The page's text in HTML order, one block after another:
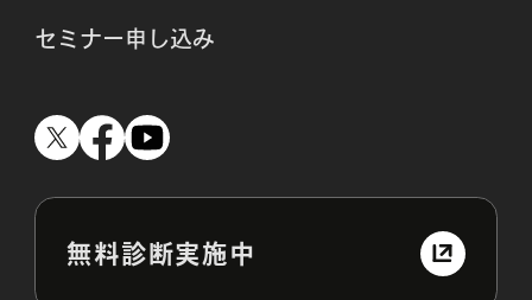
セミナー申し込み
無料診断実施中